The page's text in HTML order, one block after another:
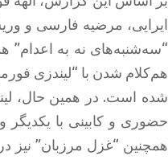
ایرایی، مرضیه فارسی و
“سه‌شنبه‌های نه به اعدام”
هم‌کلام شدن با “لیندزی
شده است. در همین حال،
حضوری و کابینی با